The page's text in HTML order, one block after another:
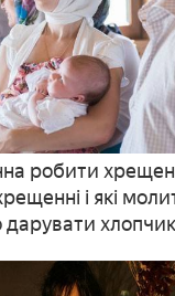
робити
і які